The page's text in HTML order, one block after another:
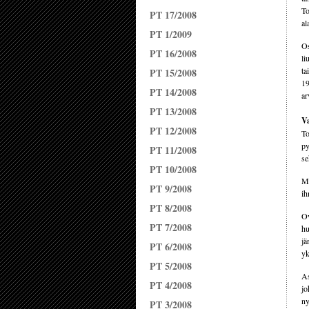
PT 17/2008
PT 1/2009
PT 16/2008
PT 15/2008
PT 14/2008
PT 13/2008
PT 12/2008
PT 11/2008
PT 10/2008
PT 9/2008
PT 8/2008
PT 7/2008
PT 6/2008
PT 5/2008
PT 4/2008
PT 3/2008